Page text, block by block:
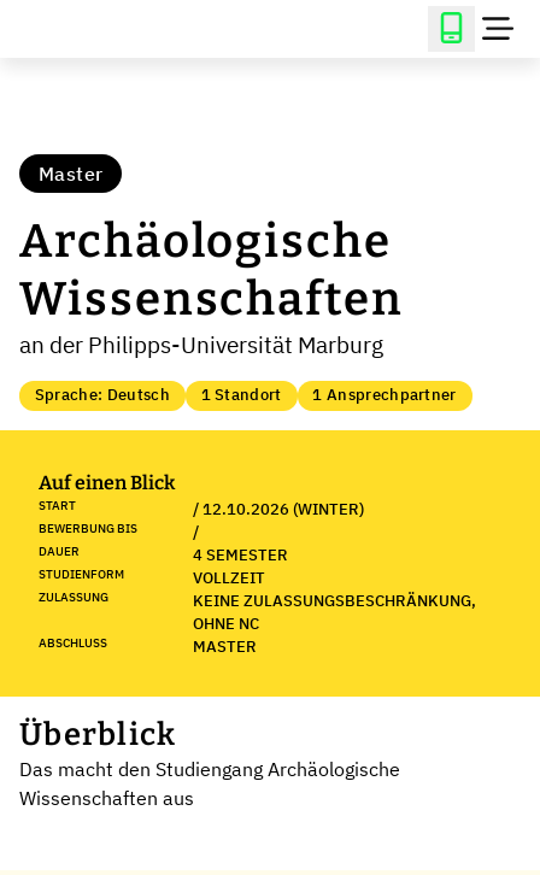
Master
Archäologische
Wissenschaften
an der Philipps-Universität Marburg
Sprache: Deutsch 1 Standort 1 Ansprechpartner
Auf einen Blick
START / 12.10.2026 (WINTER)
BEWERBUNG BIS /
DAUER 4 SEMESTER
STUDIENFORM VOLLZEIT
ZULASSUNG
KEINE ZULASSUNGSBESCHRÄNKUNG,
OHNE NC
ABSCHLUSS MASTER
Überblick
Das macht den Studiengang Archäologische
Wissenschaften aus